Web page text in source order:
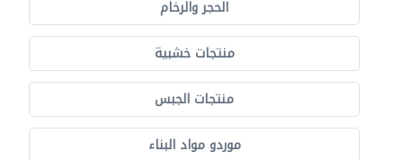
الحجر والرخام
منتجات خشبية
منتجات الجبس
موردو مواد البناء